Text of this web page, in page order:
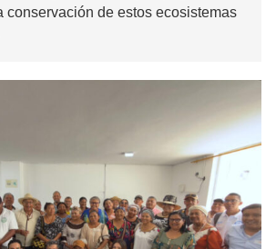
conservación de estos ecosistemas